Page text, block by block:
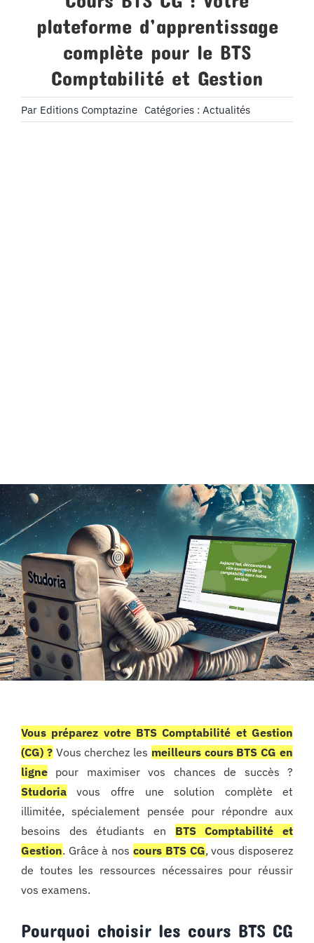
plateforme d’apprentissage
complète pour le BTS
Comptabilité et Gestion
Par Editions Comptazine Catégories : Actualités
Vous préparez votre BTS Comptabilité et Gestion
(CG) ?Vous cherchez les meilleurs cours BTS CG en
lignepour maximiser vos chances de succès ?
Studoriavous offre une solution complète et
illimitée, spécialement pensée pour répondre aux
besoins des étudiants en BTS Comptabilité et
Gestion. Grâce à nos cours BTS CG, vous disposerez
de toutes les ressources nécessaires pour réussir
vos examens.
Pourquoi choisir les cours BTS CG